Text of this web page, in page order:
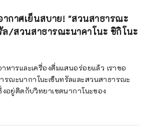
กาศเย็นสบาย! "สวนสาธารณะ
ล/สวนสาธารณะนาคาโนะ ชิกิโนะ
หารและเครื่องดื่มแสนอร่อยแล้ว เราขอ
รณะนากาโนะเซ็นทรัลและสวนสาธารณะ
งอยู่ติดกับวิทยาเขตนากาโนะของ